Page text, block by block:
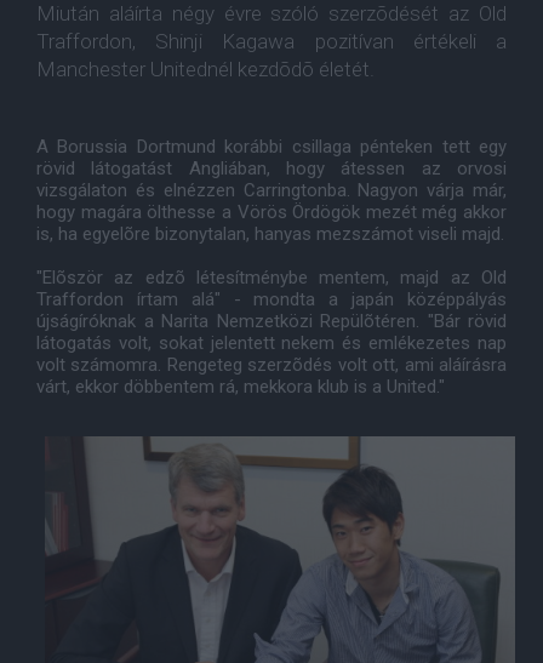
Miután aláírta négy évre szóló szerzõdését az Old
Traffordon, Shinji Kagawa pozitívan értékeli a
Manchester Unitednél kezdõdõ életét.
A Borussia Dortmund korábbi csillaga pénteken tett egy
rövid látogatást Angliában, hogy átessen az orvosi
vizsgálaton és elnézzen Carringtonba. Nagyon várja már,
hogy magára ölthesse a Vörös Ördögök mezét még akkor
is, ha egyelõre bizonytalan, hanyas mezszámot viseli majd.
"Elõször az edzõ létesítménybe mentem, majd az Old
Traffordon írtam alá" - mondta a japán középpályás
újságíróknak a Narita Nemzetközi Repülõtéren. "Bár rövid
látogatás volt, sokat jelentett nekem és emlékezetes nap
volt számomra. Rengeteg szerzõdés volt ott, ami aláírásra
várt, ekkor döbbentem rá, mekkora klub is a United."